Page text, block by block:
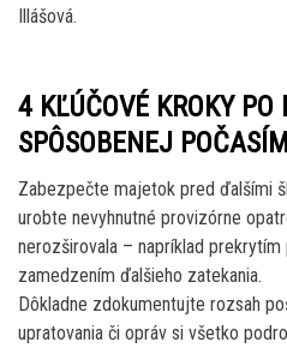
Illášová.
4 KĽÚČOVÉ KROKY
SPÔSOBENEJ
Zabezpečte majetok pred ďalšími
urobte nevyhnutné provizórne
nerozširovala – napríklad
zamedzením ďalšieho zatekania.
Dôkladne zdokumentujte rozsah
upratovania či opráv si všetko